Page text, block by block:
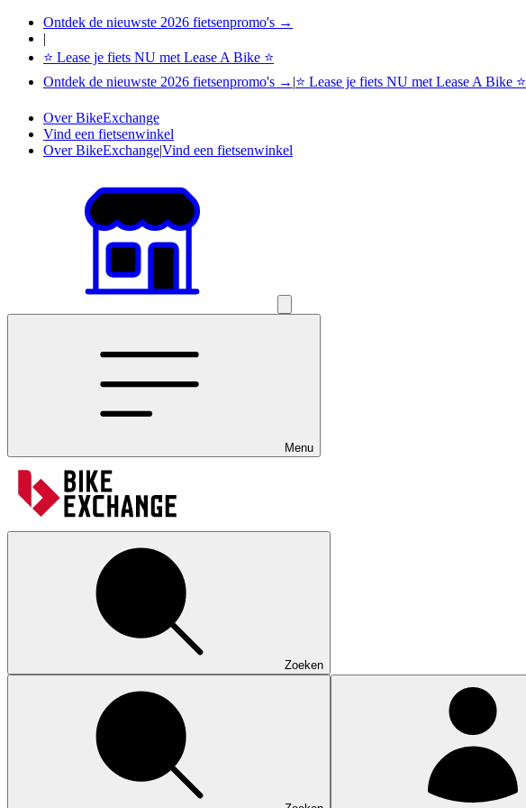
Ontdek de nieuwste 2026 fietsenpromo's →
|
⭐ Lease je fiets NU met Lease A Bike ⭐
Ontdek de nieuwste 2026 fietsenpromo's → |⭐ Lease je fiets NU met Lease A Bike ⭐
Over BikeExchange
Vind een fietsenwinkel
Over BikeExchange|Vind een fietsenwinkel
Menu
Zoeken